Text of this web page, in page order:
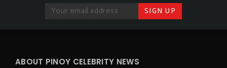
ABOUT PINOY CELEBRITY NEWS